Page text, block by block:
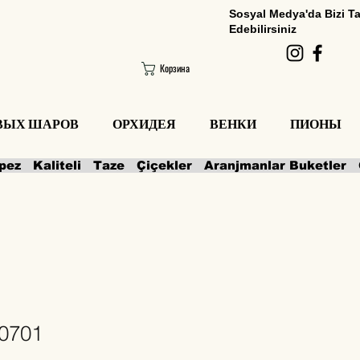
Корзина
Sosyal Medya'da Bizi
Edebilirsiniz
ШАРОВ ОРХИДЕЯ ВЕНКИ ПИОНЫ